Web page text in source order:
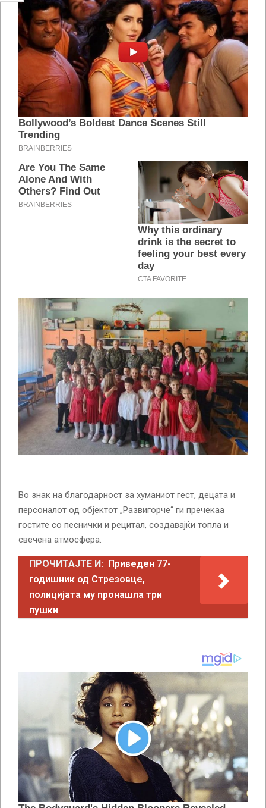
Во знак на благодарност за хуманиот гест, децата и
персоналот од објектот „Развигорче“ ги пречекаа
гостите со песнички и рецитал, создавајќи топла и
свечена атмосфера.
ПРОЧИТАЈТЕ И: Приведен 77-
годишник од Стрезовце,
полицијата му пронашла три
пушки